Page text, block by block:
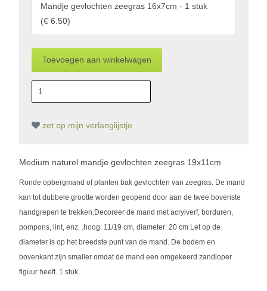
Mandje gevlochten zeegras 16x7cm - 1 stuk
(€ 6.50)
zet op mijn verlanglijstje
Medium naturel mandje gevlochten zeegras 19x11cm
Ronde opbergmand of planten bak gevlochten van zeegras. De mand
kan tot dubbele grootte worden geopend door aan de twee bovenste
handgrepen te trekken.Decoreer de mand met acrylverf, borduren,
pompons, lint, enz. .hoog: 11/19 cm, diameter: 20 cm Let op de
diameter is op het breedste punt van de mand. De bodem en
bovenkant zijn smaller omdat de mand een omgekeerd zandloper
figuur heeft. 1 stuk.